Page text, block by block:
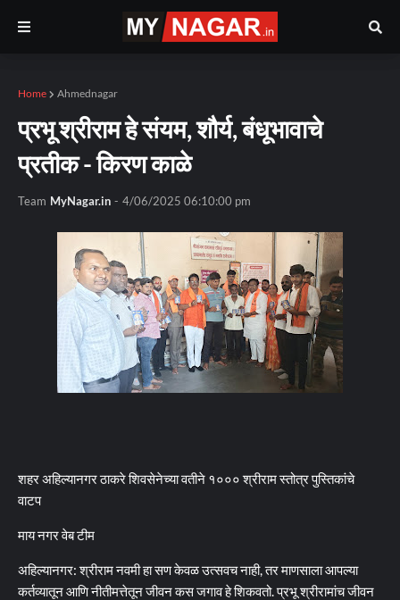
Home Ahmednagar
प्रभू श्रीराम हे संयम, शौर्य, बंधूभावाचे
प्रतीक - किरण काळे
Team MyNagar.in - 4/06/2025 06:10:00 pm
शहर अहिल्यानगर ठाकरे शिवसेनेच्या वतीने १००० श्रीराम स्तोत्र पुस्तिकांचे
वाटप
माय नगर वेब टीम
अहिल्यानगर: श्रीराम नवमी हा सण केवळ उत्सवच नाही, तर माणसाला आपल्या
कर्तव्यातून आणि नीतीमत्तेतून जीवन कस जगाव हे शिकवतो. प्रभू श्रीरामांच जीवन